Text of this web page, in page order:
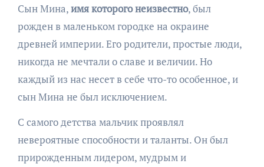
Сын Мина,имя которого неизвестно, был
рожден в маленьком городке на окраине
древней империи. Его родители, простые люди,
никогда не мечтали о славе и величии. Но
каждый из нас несет в себе что-то особенное, и
сын Мина не был исключением.
С самого детства мальчик проявлял
невероятные способности и таланты. Он был
прирожденным лидером, мудрым и